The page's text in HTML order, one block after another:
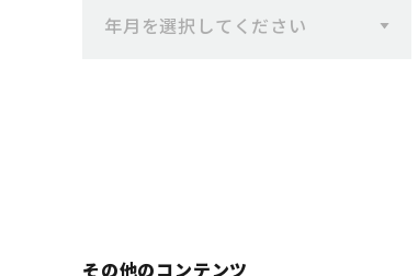
一覧へ
年月を選択してください
その他のコンテンツ